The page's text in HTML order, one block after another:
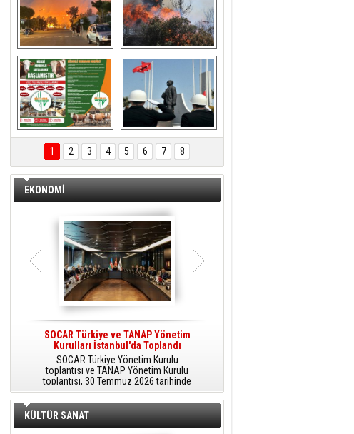
Aliağa ‘da  otluk
alanda çıkan
yangın evlere
sıçramadan
söndürüldü
Aliağa'nın Ciğerleri
ÖNAL TARIM
TANITIM FİLMİ
Aliağa'da Polis
Haftası Kutlandı
1 2 3 4 5 6 7 8
EKONOMİ
SOCAR Türkiye ve TANAP Yönetim
Kurulları İstanbul'da Toplandı
SOCAR Türkiye Yönetim Kurulu
toplantısı ve TANAP Yönetim Kurulu
toplantısı, 30 Temmuz 2026 tarihinde
İstanbul’da gerçekleştirildi.
hidrojen teknolojileri alanında yenilikçi
projelere öncülük ediyor.
KÜLTÜR SANAT